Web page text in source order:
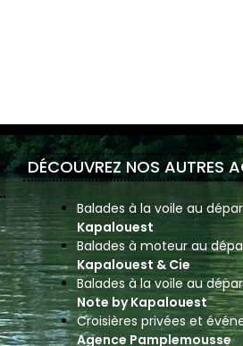
DÉCOUVREZ NOS AUTRES
Balades à la voile au
Kapalouest
Balades à moteur au
Kapalouest & Cie
Balades à la voile au
Note by Kapalouest
Croisières privées et
Agence Pamplemousse